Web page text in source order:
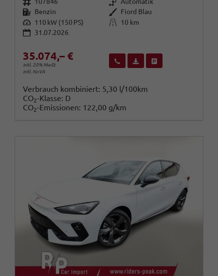
Kraftstoff Benzin Außenfarbe Fiord Blau
Leistung 110 kW (150 PS) Kilometerstand
10 km
31.07.2026
35.074,– €
inkl. 20% MwSt.
inkl. NoVA
Wir rufen Sie anFahrzeugexposé (PDF)
Verbrauch kombiniert: 5,30 l/100km
CO2-Klasse: D
CO2-Emissionen: 122,00 g/km